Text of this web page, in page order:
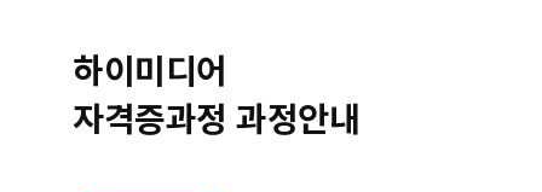
하이미디어
자격증과정 과정안내